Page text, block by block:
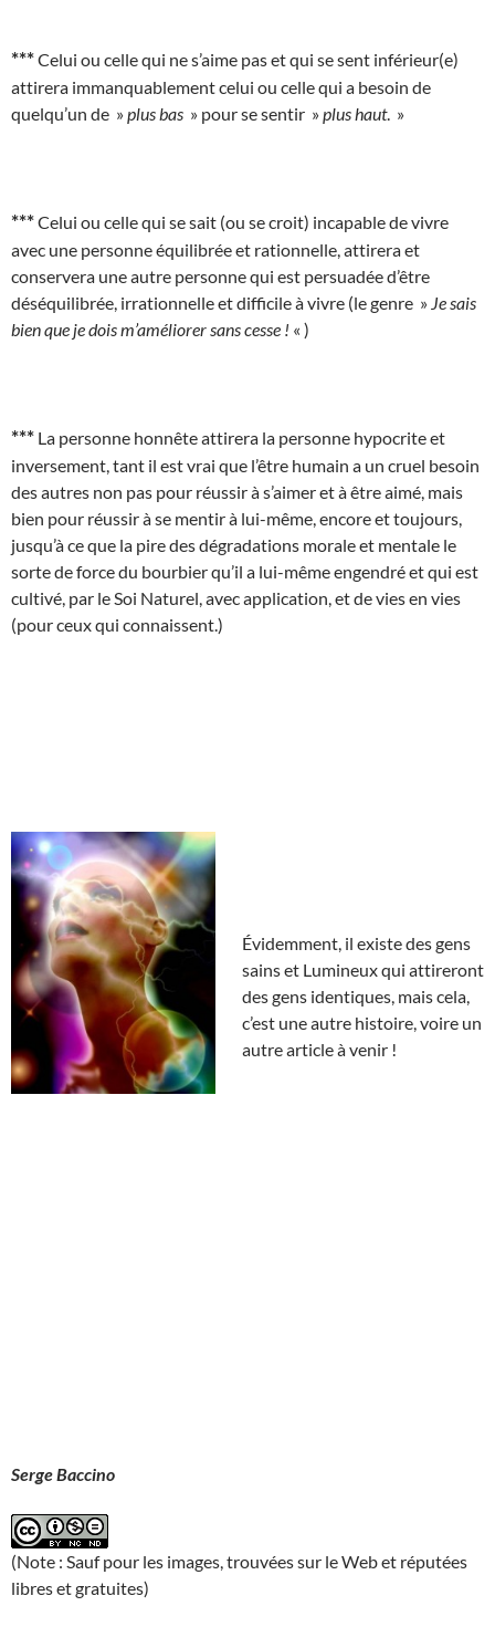
***Celui ou celle qui ne s’aime pas et qui se sent inférieur(e)
attirera immanquablement celui ou celle qui a besoin de
quelqu’un de »plus bas » pour se sentir »plus haut. »
***Celui ou celle qui se sait (ou se croit) incapable de vivre
avec une personne équilibrée et rationnelle, attirera et
conservera une autre personne qui est persuadée d’être
déséquilibrée, irrationnelle et difficile à vivre (le genre » Je sais
bien que je dois m’améliorer sans cesse ! « )
*** La personne honnête attirera la personne hypocrite et
inversement, tant il est vrai que l’être humain a un cruel besoin
des autres non pas pour réussir à s’aimer et à être aimé, mais
bien pour réussir à se mentir à lui-même, encore et toujours,
jusqu’à ce que la pire des dégradations morale et mentale le
sorte de force du bourbier qu’il a lui-même engendré et qui est
cultivé, par le Soi Naturel, avec application, et de vies en vies
(pour ceux qui connaissent.)
Évidemment, il existe des gens
sains et Lumineux qui attireront
des gens identiques, mais cela,
c’est une autre histoire, voire un
autre article à venir !
Serge Baccino
(Note : Sauf pour les images, trouvées sur le Web et réputées
libres et gratuites)